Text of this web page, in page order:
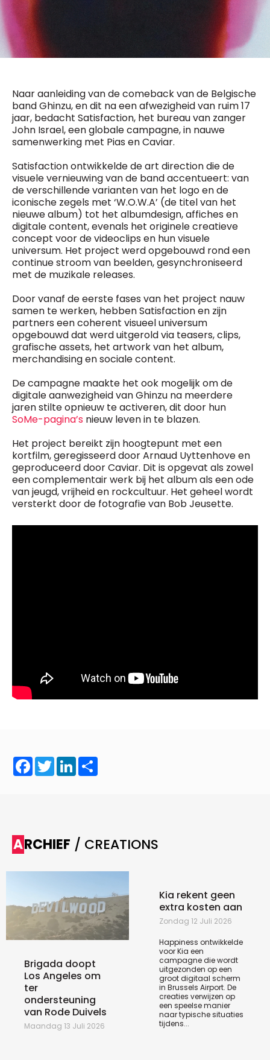
Naar aanleiding van de comeback van de Belgische
band Ghinzu, en dit na een afwezigheid van ruim 17
jaar, bedacht Satisfaction, het bureau van zanger
John Israel, een globale campagne, in nauwe
samenwerking met Pias en Caviar.
Satisfaction ontwikkelde de art direction die de
visuele vernieuwing van de band accentueert: van
de verschillende varianten van het logo en de
iconische zegels met ‘W.O.W.A’ (de titel van het
nieuwe album) tot het albumdesign, affiches en
digitale content, evenals het originele creatieve
concept voor de videoclips en hun visuele
universum. Het project werd opgebouwd rond een
continue stroom van beelden, gesynchroniseerd
met de muzikale releases.
Door vanaf de eerste fases van het project nauw
samen te werken, hebben Satisfaction en zijn
partners een coherent visueel universum
opgebouwd dat werd uitgerold via teasers, clips,
grafische assets, het artwork van het album,
merchandising en sociale content.
De campagne maakte het ook mogelijk om de
digitale aanwezigheid van Ghinzu na meerdere
jaren stilte opnieuw te activeren, dit door hun
SoMe-pagina’s nieuw leven in te blazen.
Het project bereikt zijn hoogtepunt met een
kortfilm, geregisseerd door Arnaud Uyttenhove en
geproduceerd door Caviar. Dit is opgevat als zowel
een complementair werk bij het album als een ode
van jeugd, vrijheid en rockcultuur. Het geheel wordt
versterkt door de fotografie van Bob Jeusette.
Facebook
TwitterLinkedIn
ARCHIEF / CREATIONS
Brigada doopt
Los Angeles om
ter
ondersteuning
van Rode Duivels
Maandag 13 Juli 2026
Kia rekent geen
extra kosten aan
Zondag 12 Juli 2026
Happiness ontwikkelde
voor Kia een
campagne die wordt
uitgezonden op een
groot digitaal scherm
in Brussels Airport. De
creaties verwijzen op
een speelse manier
naar typische situaties
tijdens...
Fred Bouchar
0498 88 64 89
f.bouchar@mm.be
0475 97 12 57
g.byl@mm.be
Chief Editor
Damien Lemaire
d.lemaire@mm.be
BEVESTIGEN
5 x week
MM e - News
1 x week
MM Brunch
1 x week
MM Tech
10 x year
MM Best of
Research
10 x year
4 x year
MM Magazine
(digital)
Vragen ?